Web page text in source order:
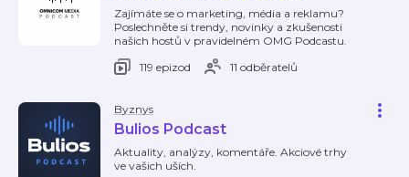
Zajímáte se o marketing, média a reklamu?
Poslechněte si trendy, novinky a zkušenosti
našich hostů v pravidelném OMG Podcastu.
119 epizod
11 odběratelů
Byznys
Bulios Podcast
Aktuality, analýzy, komentáře. Akciové trhy
ve vašich uších.